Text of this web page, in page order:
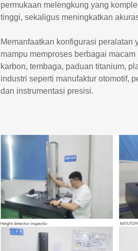
permukaan melengkung yang
tinggi, sekaligus meningkatkan
Memanfaatkan konfigurasi peralatan
mampu memproses berbagai
karbon, tembaga, paduan titanium,
industri seperti manufaktur otomotif,
dan instrumentasi presisi.